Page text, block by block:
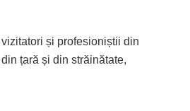
și profesioniștii din
țară și din străinătate,